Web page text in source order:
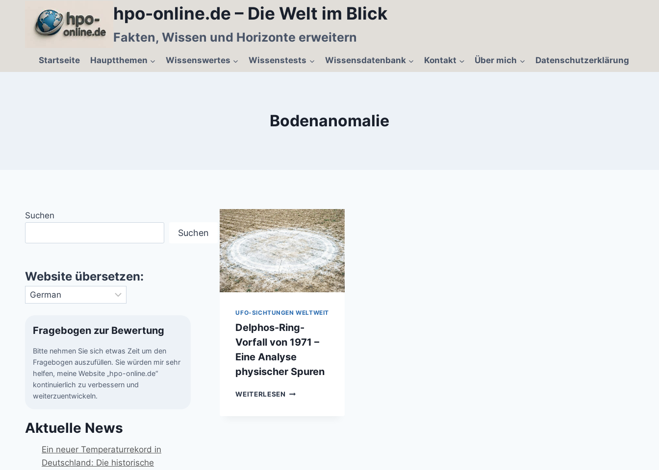
hpo-online.de – Die Welt im Blick
Fakten, Wissen und Horizonte erweitern
Startseite Hauptthemen Wissenswertes Wissenstests Wissensdatenbank Kontakt Über mich Datenschutzerklärung
Bodenanomalie
UFO-SICHTUNGEN WELTWEIT
Delphos-Ring-
Vorfall von 1971 –
Eine Analyse
physischer Spuren
WEITERLESEN DELPHOS-
Suchen
Suchen
Website übersetzen:
Fragebogen zur Bewertung
Bitte nehmen Sie sich etwas Zeit um den
Fragebogen auszufüllen. Sie würden mir sehr
helfen, meine Website „hpo-online.de“
kontinuierlich zu verbessern und
weiterzuentwickeln.
Aktuelle News
Ein neuer Temperaturrekord in
Deutschland: Die historische